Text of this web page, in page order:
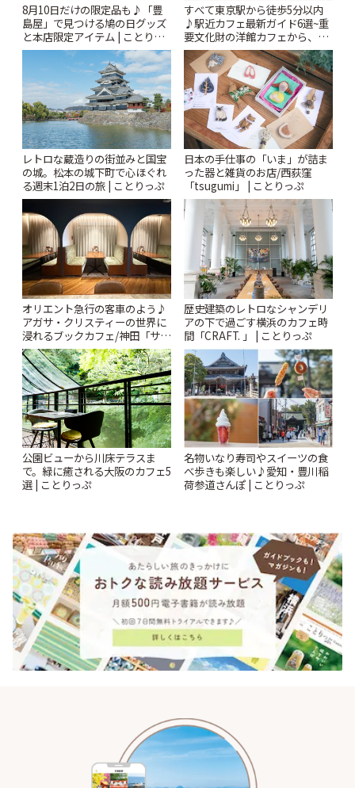
8月10日だけの限定品も♪「豊
島屋」で見つける鳩の日グッズ
と本店限定アイテム | ことりっ
ぷ
すべて東京駅から徒歩5分以内
♪駅近カフェ最新ガイド6選~重
要文化財の洋館カフェから、改
札すぐのレトロ喫茶まで~ | こと
りっぷ
レトロな蔵造りの街並みと国宝
の城。松本の城下町で心ほぐれ
る週末1泊2日の旅 | ことりっぷ
日本の手仕事の「いま」が詰ま
った器と雑貨のお店/西荻窪
「tsugumi」 | ことりっぷ
オリエント急行の客車のよう♪
アガサ・クリスティーの世界に
浸れるブックカフェ/神田「サロ
ンクリスティ」 | ことりっぷ
歴史建築のレトロなシャンデリ
アの下で過ごす横浜のカフェ時
間「CRAFT. 」 | ことりっぷ
公園ビューから川床テラスま
で。緑に癒される大阪のカフェ5
選 | ことりっぷ
名物いなり寿司やスイーツの食
べ歩きも楽しい♪愛知・豊川稲
荷参道さんぽ | ことりっぷ